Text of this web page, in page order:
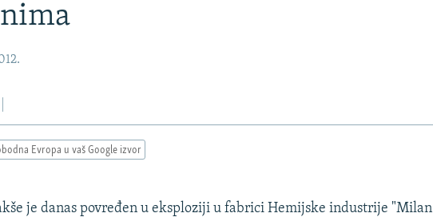
Evropa u vaš Google izvor
je danas povređen u eksploziji u fabrici Hemijske industrije "Milan